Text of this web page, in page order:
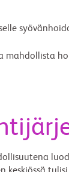
mahdollista